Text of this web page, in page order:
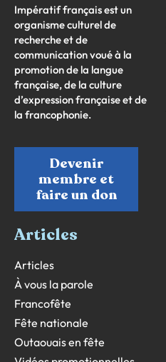
Impératif français est un
organisme culturel de
recherche et de
communication voué à la
promotion de la langue
française, de la culture
d’expression française et de
la francophonie.
Devenir
membre et
faire un don
Articles
Articles
À vous la parole
Francofête
Fête nationale
Outaouais en fête